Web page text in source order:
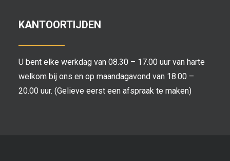
KANTOORTIJDEN
U bent elke werkdag van 08.30 – 17.00 uur van harte
welkom bij ons en op maandagavond van 18.00 –
20.00 uur. (Gelieve eerst een afspraak te maken)